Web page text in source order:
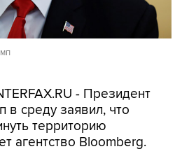
- Президент
среду заявил, что
территорию
агентство Bloomberg.